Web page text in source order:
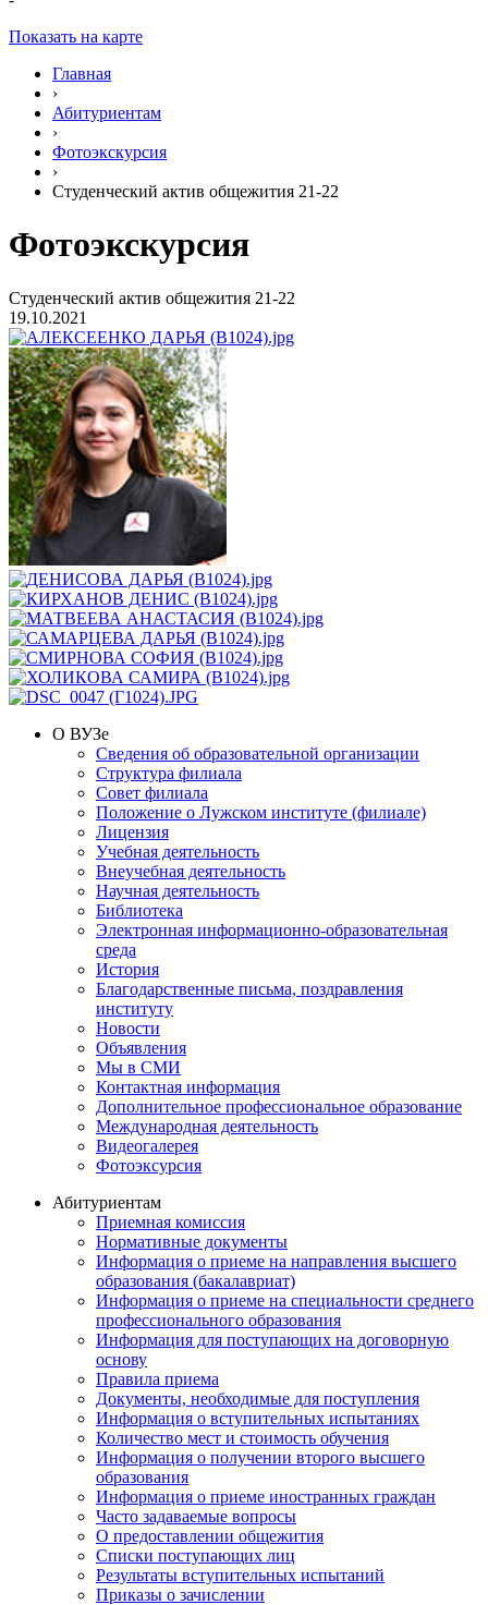
Показать на карте
Главная
›
Абитуриентам
›
Фотоэкскурсия
›
Студенческий актив общежития 21-22
Фотоэкскурсия
Студенческий актив общежития 21-22
19.10.2021
О ВУЗе
Сведения об образовательной организации
Структура филиала
Совет филиала
Положение о Лужском институте (филиале)
Лицензия
Учебная деятельность
Внеучебная деятельность
Научная деятельность
Библиотека
Электронная информационно-образовательная
среда
История
Благодарственные письма, поздравления
институту
Новости
Объявления
Мы в СМИ
Контактная информация
Дополнительное профессиональное образование
Международная деятельность
Видеогалерея
Фотоэксурсия
Абитуриентам
Приемная комиссия
Нормативные документы
Информация о приеме на направления высшего
образования (бакалавриат)
Информация о приеме на специальности среднего
профессионального образования
Информация для поступающих на договорную
основу
Правила приема
Документы, необходимые для поступления
Информация о вступительных испытаниях
Количество мест и стоимость обучения
Информация о получении второго высшего
образования
Информация о приеме иностранных граждан
Часто задаваемые вопросы
О предоставлении общежития
Списки поступающих лиц
Результаты вступительных испытаний
Приказы о зачислении